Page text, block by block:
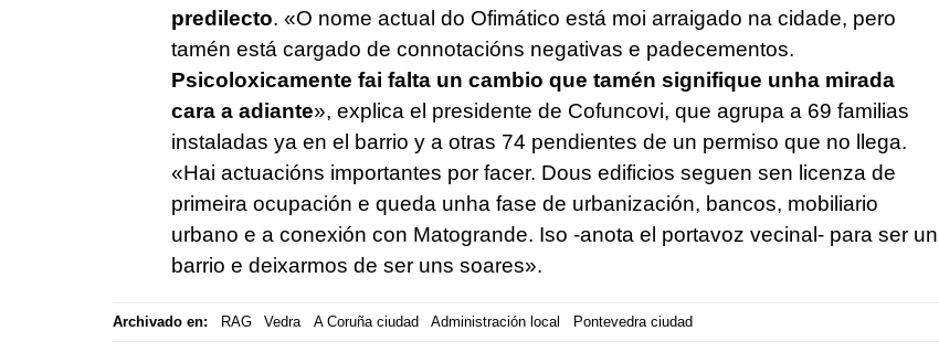
predilecto. «O nome actual do Ofimático está moi arraigado na cidade, pero
tamén está cargado de connotacións negativas e padecementos.
Psicoloxicamente fai falta un cambio que tamén signifique unha mirada
cara a adiante», explica el presidente de Cofuncovi, que agrupa a 69 familias
instaladas ya en el barrio y a otras 74 pendientes de un permiso que no llega.
«Hai actuacións importantes por facer. Dous edificios seguen sen licenza de
primeira ocupación e queda unha fase de urbanización, bancos, mobiliario
urbano e a conexión con Matogrande. Iso -anota el portavoz vecinal- para ser un
barrio e deixarmos de ser uns soares».
Archivado en: RAG Vedra A Coruña ciudad Administración local Pontevedra ciudad